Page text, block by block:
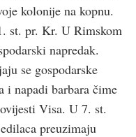
kolonije na kopnu.
st. pr. Kr. U Rimskom
napredak.
se gospodarske
i napadi barbara čime
Visa. U 7. st.
preuzimaju